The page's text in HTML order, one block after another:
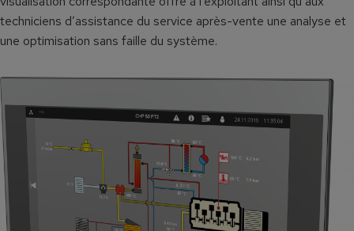
techniciens d’assistance du service après-vente une analyse et
une optimisation sans faille du système.